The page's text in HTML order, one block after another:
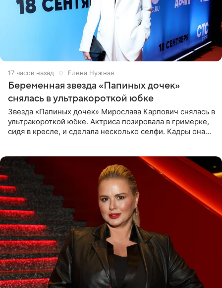
17 часов назад Елена Нужная
Беременная звезда «Папиных дочек»
снялась в ультракороткой юбке
Звезда «Папиных дочек» Мирослава Карпович снялась в
ультракороткой юбке. Актриса позировала в гримерке,
сидя в кресле, и сделала несколько селфи. Кадры она